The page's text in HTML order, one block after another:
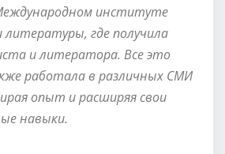
институте
где получила
и литератора. Все это
работала в различных СМИ
опыт и расширяя свои
навыки.